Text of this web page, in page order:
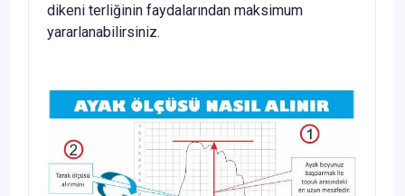
dikeni terliğinin faydalarından maksimum
yararlanabilirsiniz.